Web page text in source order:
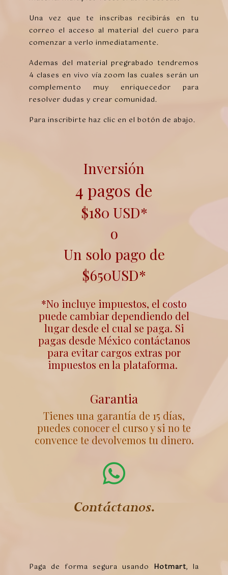
Una vez que te inscribas recibirás en tu
correo el acceso al material del cuero para
comenzar a verlo inmediatamente.
Ademas del material pregrabado tendremos
4 clases en vivo vía zoom las cuales serán un
complemento muy enriquecedor para
resolver dudas y crear comunidad.
Para inscribirte haz clic en el botón de abajo.
Inversión
4 pagos de
$180 USD*
o
Un solo pago de
$650USD*
*No incluye impuestos, el costo
puede cambiar dependiendo del
lugar desde el cual se paga. Si
pagas desde México contáctanos
para evitar cargos extras por
impuestos en la plataforma.
Garantia
Tienes una garantía de 15 días,
puedes conocer el curso y si no te
convence te devolvemos tu dinero.
Contáctanos.
Paga de forma segura usando Hotmart, la